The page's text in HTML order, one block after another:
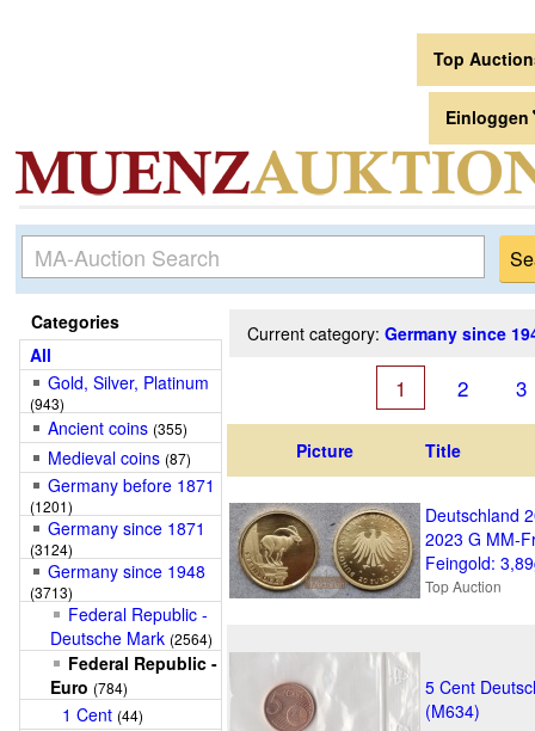
Top
Einloggen
Categories
All
Gold, Silver, Platinum
(943)
Ancient coins (355)
Medieval coins (87)
Germany before 1871
(1201)
Germany since 1871
(3124)
Germany since 1948
(3713)
Federal Republic -
Deutsche Mark (2564)
Federal Republic -
Euro (784)
1 Cent (44)
Current category: Germany since
1 2 3
Picture Title
Deutschland
2023 G MM-
Feingold:
Top Auction
5 Cent
(M634)